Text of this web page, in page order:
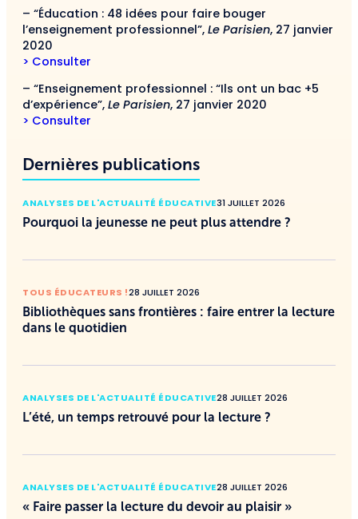
– “Éducation : 48 idées pour faire bouger
l’enseignement professionnel”, Le Parisien, 27 janvier
2020
> Consulter
– “Enseignement professionnel : “Ils ont un bac +5
d’expérience”, Le Parisien, 27 janvier 2020
> Consulter
Dernières publications
ANALYSES DE L'ACTUALITÉ ÉDUCATIVE31 JUILLET 2026
Pourquoi la jeunesse ne peut plus attendre ?
TOUS ÉDUCATEURS !28 JUILLET 2026
Bibliothèques sans frontières : faire entrer la lecture
dans le quotidien
ANALYSES DE L'ACTUALITÉ ÉDUCATIVE28 JUILLET 2026
L’été, un temps retrouvé pour la lecture ?
ANALYSES DE L'ACTUALITÉ ÉDUCATIVE28 JUILLET 2026
« Faire passer la lecture du devoir au plaisir »